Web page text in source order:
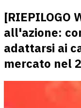
[RIEPILOGO
all'azione:
adattarsi ai
mercato nel